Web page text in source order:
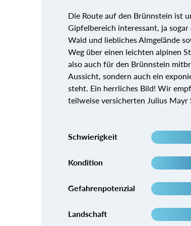
Die Route auf den Brünnstein ist
Gipfelbereich interessant, ja
Wald und liebliches Almgelände
Weg über einen leichten alpinen
also auch für den Brünnstein
Aussicht, sondern auch ein
steht. Ein herrliches Bild! Wir
teilweise versicherten Julius Mayr
Schwierigkeit
Kondition
Gefahrenpotenzial
Landschaft